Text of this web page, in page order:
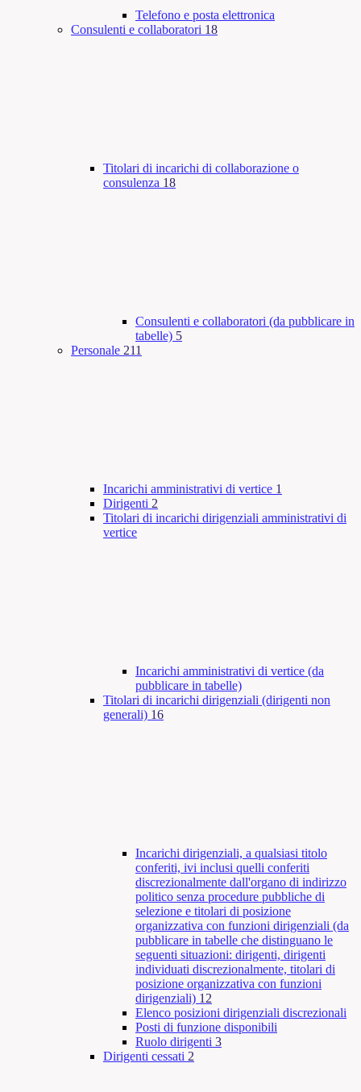
Telefono e posta elettronica
Consulenti e collaboratori 18
Titolari di incarichi di collaborazione o
consulenza 18
Consulenti e collaboratori (da pubblicare in
tabelle) 5
Personale 211
Incarichi amministrativi di vertice 1
Dirigenti 2
Titolari di incarichi dirigenziali amministrativi di
vertice
Incarichi amministrativi di vertice (da
pubblicare in tabelle)
Titolari di incarichi dirigenziali (dirigenti non
generali) 16
Incarichi dirigenziali, a qualsiasi titolo
conferiti, ivi inclusi quelli conferiti
discrezionalmente dall'organo di indirizzo
politico senza procedure pubbliche di
selezione e titolari di posizione
organizzativa con funzioni dirigenziali (da
pubblicare in tabelle che distinguano le
seguenti situazioni: dirigenti, dirigenti
individuati discrezionalmente, titolari di
posizione organizzativa con funzioni
dirigenziali) 12
Elenco posizioni dirigenziali discrezionali
Posti di funzione disponibili
Ruolo dirigenti 3
Dirigenti cessati 2